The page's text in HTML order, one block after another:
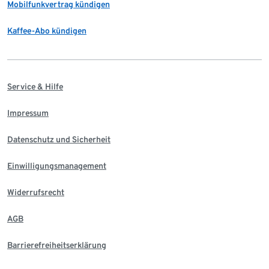
Mobilfunkvertrag kündigen
Kaffee-Abo kündigen
Service & Hilfe
Impressum
Datenschutz und Sicherheit
Einwilligungsmanagement
Widerrufsrecht
AGB
Barrierefreiheitserklärung